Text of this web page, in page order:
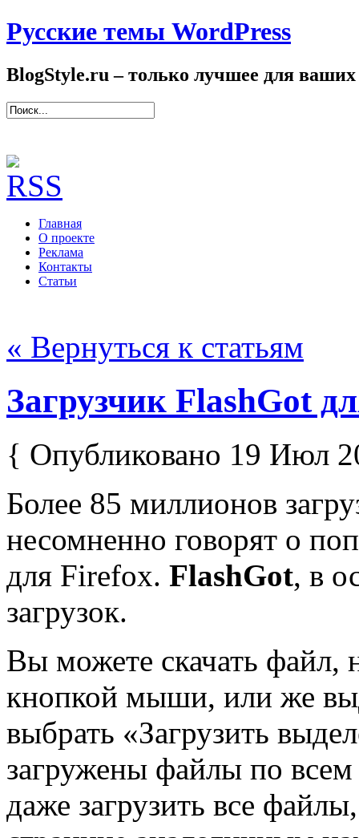
Русские темы WordPress
BlogStyle.ru – только лучшее для ваших
Главная
О проекте
Реклама
Контакты
Статьи
« Вернуться к статьям
Загрузчик FlashGot
{ Опубликовано 19 Июл
Более 85 миллионов
несомненно говорят о
для Firefox. FlashGot, в
загрузок.
Вы можете скачать файл,
кнопкой мыши, или же
выбрать «Загрузить
загружены файлы по
даже загрузить все